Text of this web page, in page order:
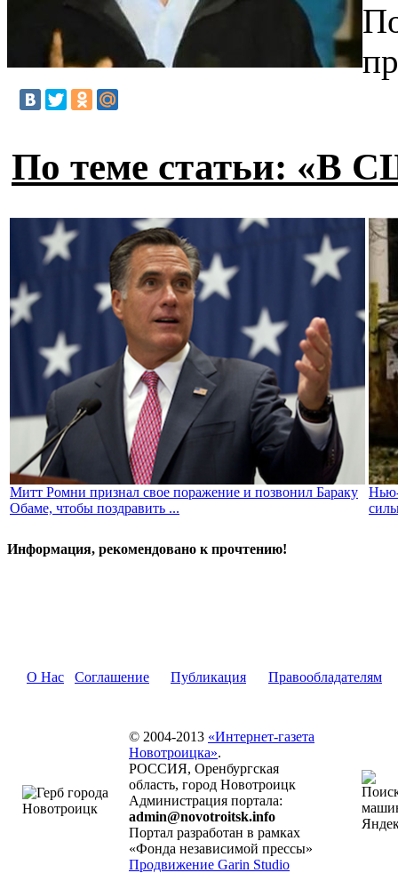
По теме статьи: «В
Митт Ромни признал свое поражение и позвонил Бараку
Обаме, чтобы поздравить ...
Информация, рекомендовано к прочтению!
О Нас Соглашение Публикация Правообладателям
© 2004-2013 «Интернет-газета
Новотроицка».
РОССИЯ, Оренбургская
область, город Новотроицк
Администрация портала:
admin@novotroitsk.info
Портал разработан в рамках
«Фонда независимой прессы»
Продвижение Garin Studio